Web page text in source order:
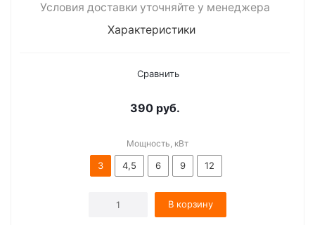
Условия доставки уточняйте у менеджера
Характеристики
Сравнить
390 руб.
Мощность, кВт
3 4,5 6 9 12
В корзину